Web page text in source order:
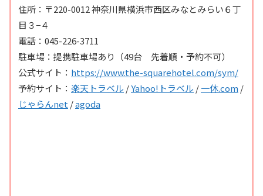
住所：〒220-0012 神奈川県横浜市西区みなとみらい６丁
目３−４
電話：045-226-3711
駐車場：提携駐車場あり（49台 先着順・予約不可）
公式サイト： https://www.the-squarehotel.com/sym/
予約サイト： 楽天トラベル /Yahoo!トラベル /一休.com /
じゃらんnet /agoda